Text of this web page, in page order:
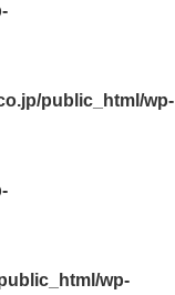
public_html/wp-
wp-